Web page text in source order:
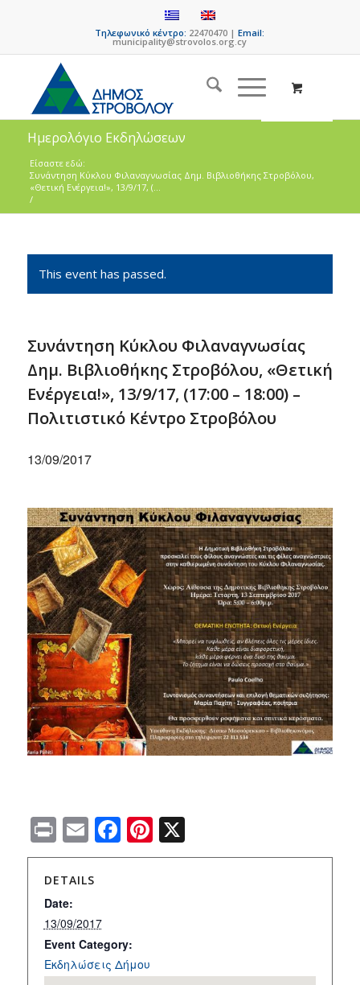
Τηλεφωνικό κέντρο: 22470470 |Email:
municipality@strovolos.org.cy
Ημερολόγιο Εκδηλώσεων
Είσαστε εδώ:
Συνάντηση Κύκλου Φιλαναγνωσίας Δημ. Βιβλιοθήκης Στροβόλου,
«Θετική Ενέργεια!», 13/9/17, (...
/
This event has passed.
Συνάντηση Κύκλου Φιλαναγνωσίας
Δημ. Βιβλιοθήκης Στροβόλου, «Θετική
Ενέργεια!», 13/9/17, (17:00 – 18:00) –
Πολιτιστικό Κέντρο Στροβόλου
13/09/2017
PrintEmailFacebook
Pinterest
X
DETAILS
Date:
13/09/2017
Event Category:
Εκδηλώσεις Δήμου